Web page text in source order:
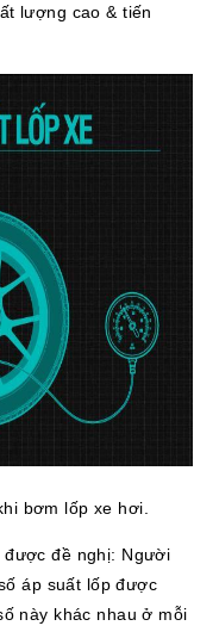
lượng cao & tiến
bơm lốp xe hơi.
đề nghị: Người
áp suất lốp được
này khác nhau ở mỗi